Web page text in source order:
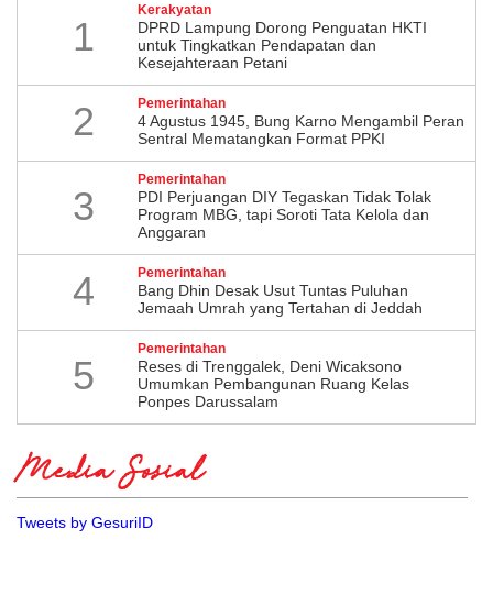
1
Kerakyatan
DPRD Lampung Dorong Penguatan HKTI
untuk Tingkatkan Pendapatan dan
Kesejahteraan Petani
2 Pemerintahan
4 Agustus 1945, Bung Karno Mengambil Peran
Sentral Mematangkan Format PPKI
3
Pemerintahan
PDI Perjuangan DIY Tegaskan Tidak Tolak
Program MBG, tapi Soroti Tata Kelola dan
Anggaran
4 Pemerintahan
Bang Dhin Desak Usut Tuntas Puluhan
Jemaah Umrah yang Tertahan di Jeddah
5
Pemerintahan
​Reses di Trenggalek, Deni Wicaksono
Umumkan Pembangunan Ruang Kelas
Ponpes Darussalam
Media Sosial
Tweets by GesuriID